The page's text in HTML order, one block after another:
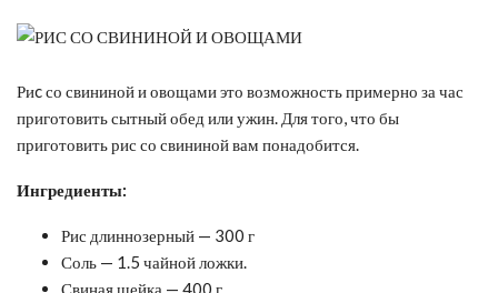
Риc со свининой и овощами это возможность примерно за час
приготовить сытный обед или ужин. Для того, что бы
приготовить рис со свининой вам понадобится.
Ингредиенты:
Рис длиннозерный — 300 г
Соль — 1.5 чайной ложки.
Свиная шейка — 400 г